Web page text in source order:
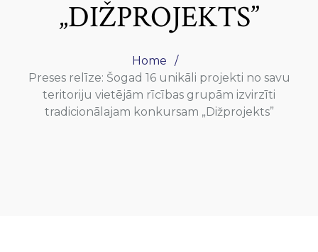
„DIŽPROJEKTS”
Home
Preses relīze: Šogad 16 unikāli projekti no savu
teritoriju vietējām rīcības grupām izvirzīti
tradicionālajam konkursam „Dižprojekts”